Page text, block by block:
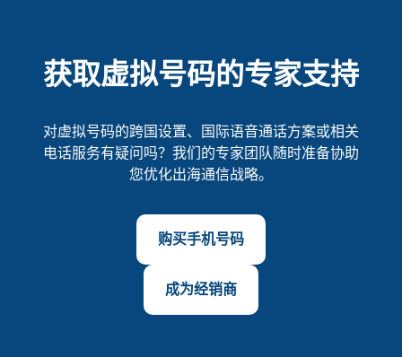
获取虚拟号码的专家支持
对虚拟号码的跨国设置、国际语音通话方案或相关
电话服务有疑问吗？我们的专家团队随时准备协助
您优化出海通信战略。
购买手机号码
成为经销商